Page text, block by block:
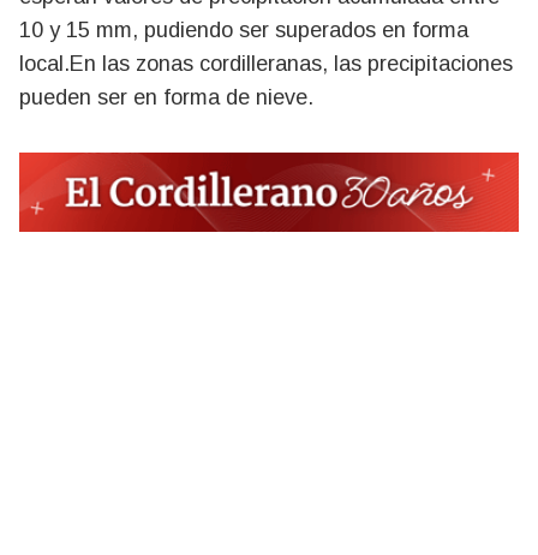
10 y 15 mm, pudiendo ser superados en forma
local.En las zonas cordilleranas, las precipitaciones
pueden ser en forma de nieve.